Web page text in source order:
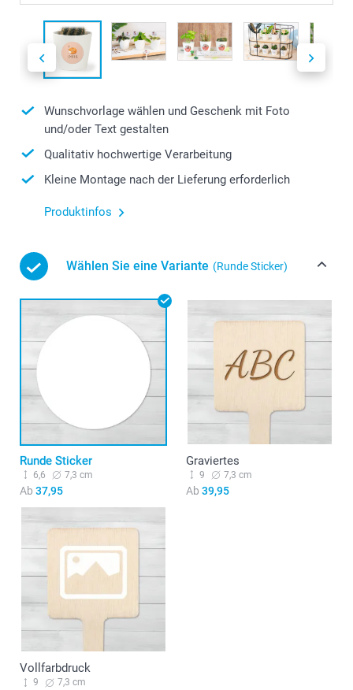
Wunschvorlage wählen und Geschenk mit Foto
und/oder Text gestalten
Qualitativ hochwertige Verarbeitung
Kleine Montage nach der Lieferung erforderlich
Produktinfos
Wählen Sie eine Variante (Runde Sticker)
Runde Sticker
6,6 7,3 cm
Ab 37,95
Graviertes
9 7,3 cm
Ab 39,95
Vollfarbdruck
9 7,3 cm